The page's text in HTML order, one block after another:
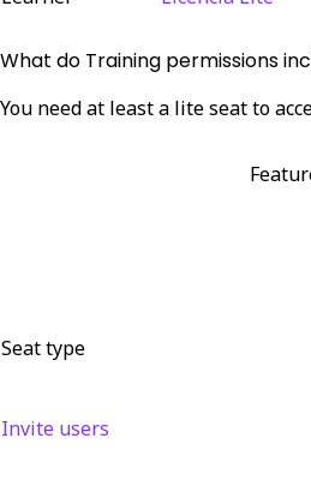
What do Training permissions
You need at least a lite seat to
Seat type
Invite users